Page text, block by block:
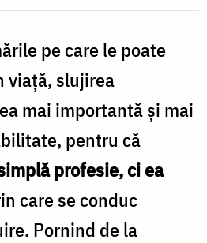
pe care le poate
viață, slujirea
mai importantă și mai
pentru că
profesie, ci ea
care se conduc
Pornind de la